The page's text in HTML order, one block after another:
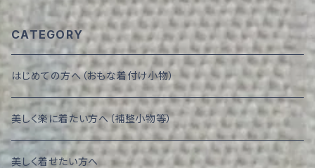
CATEGORY
はじめての方へ（おもな着付け小物）
美しく楽に着たい方へ（補整小物等）
美しく着せたい方へ